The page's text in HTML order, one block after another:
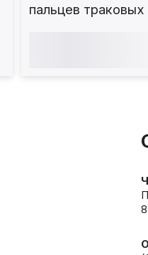
пальцев